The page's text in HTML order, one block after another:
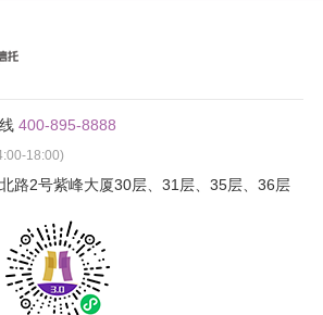
400-895-8888
18:00)
路2号紫峰大厦30层、31层、35层、36层